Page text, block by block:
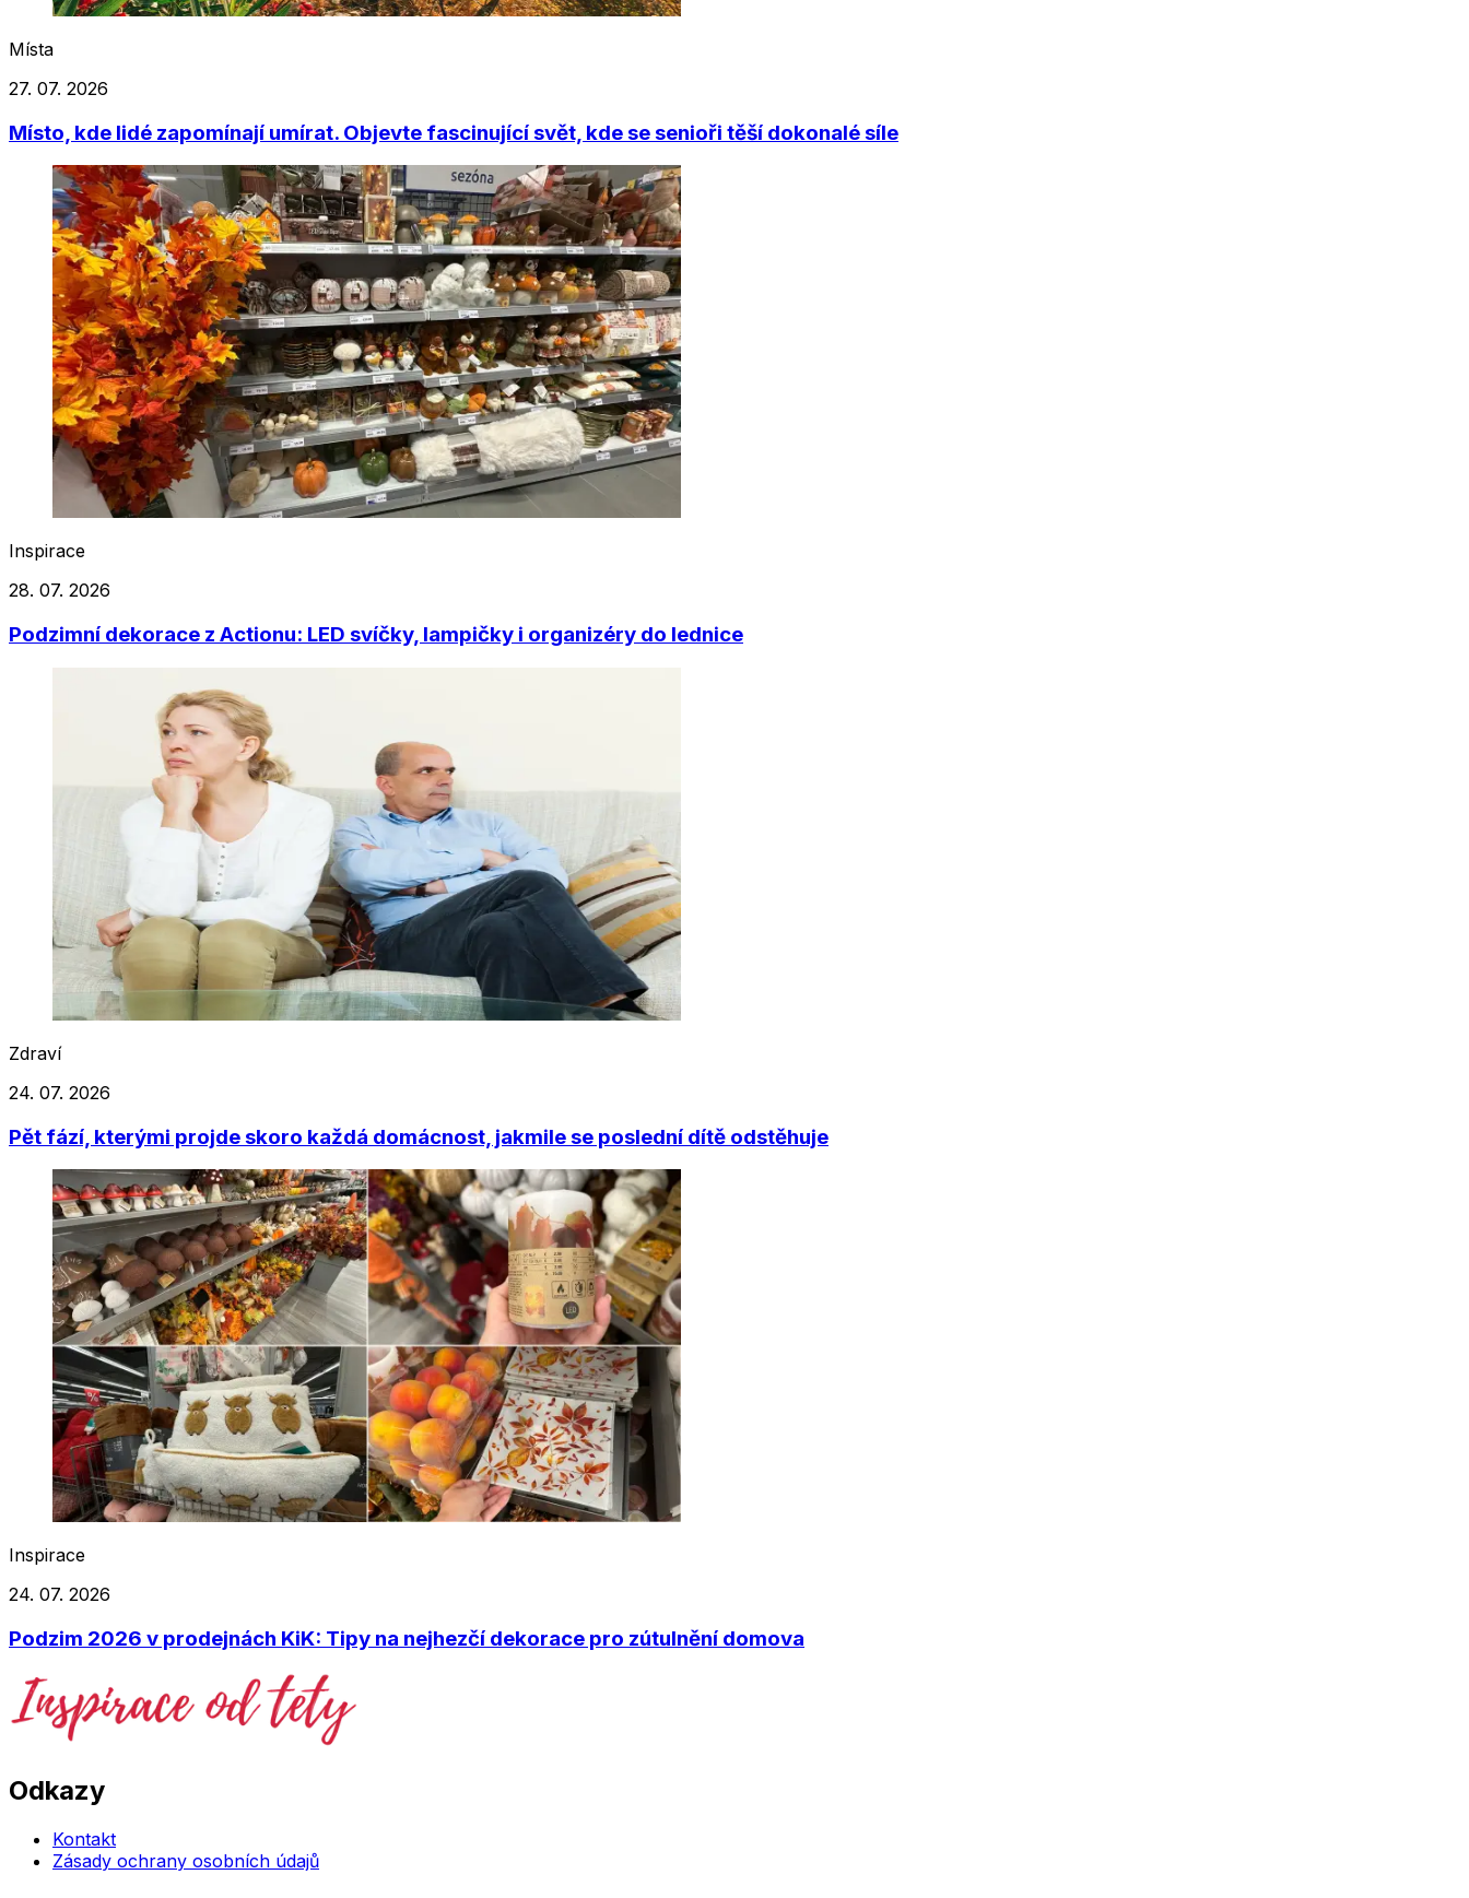
Místa
27. 07. 2026
Místo, kde lidé zapomínají umírat. Objevte fascinující svět, kde se senioři těší dokonalé síle
Inspirace
28. 07. 2026
Podzimní dekorace z Actionu: LED svíčky, lampičky i organizéry do lednice
Zdraví
24. 07. 2026
Pět fází, kterými projde skoro každá domácnost, jakmile se poslední dítě odstěhuje
Inspirace
24. 07. 2026
Podzim 2026 v prodejnách KiK: Tipy na nejhezčí dekorace pro zútulnění domova
Odkazy
Kontakt
Zásady ochrany osobních údajů